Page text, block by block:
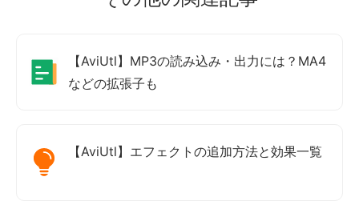
【AviUtl】MP3の読み込み・出力には？MA4
などの拡張子も
【AviUtl】エフェクトの追加方法と効果一覧